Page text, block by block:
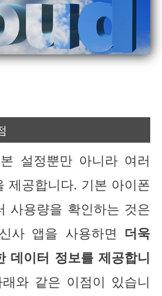
설정뿐만 아니라 여러
제공합니다. 기본 아이폰
사용량을 확인하는 것은
사 앱을 사용하면 더욱
데이터 정보를 제공합니
와 같은 이점이 있습니